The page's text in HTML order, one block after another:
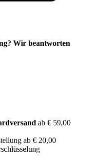
Wir beantworten
ab € 59,00
ab € 20,00